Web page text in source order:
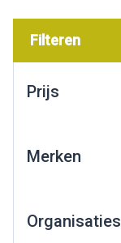
Filteren
Prijs
Merken
Organisaties